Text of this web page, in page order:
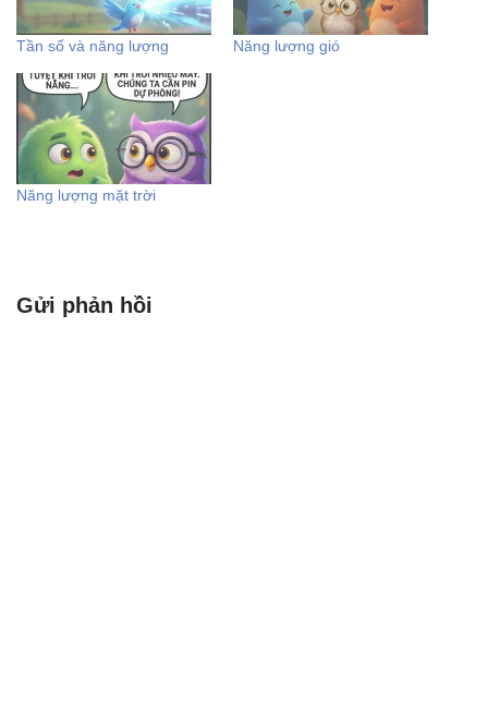
Tần số và năng lượng Năng lượng gió
Năng lượng mặt trời
Gửi phản hồi